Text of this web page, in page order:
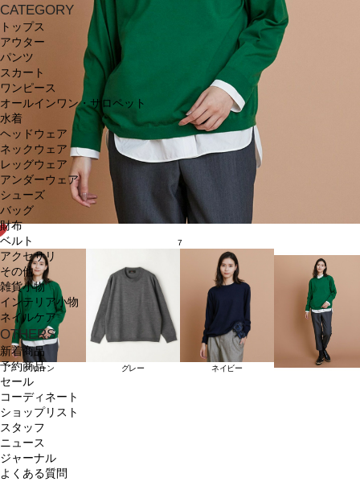
CATEGORY
トップス
アウター
パンツ
スカート
ワンピース
オールインワン・サロペット
水着
ヘッドウェア
ネックウェア
レッグウェア
アンダーウェア
シューズ
バッグ
財布
ベルト
アクセサリ
その他
雑貨小物
インテリア小物
ネイルケア
OTHERS
新着商品
予約商品
セール
コーディネート
ショップリスト
スタッフ
ニュース
ジャーナル
よくある質問
7
グリーン グレー ネイビー